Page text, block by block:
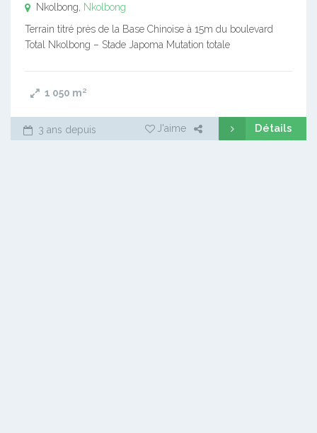
Nkolbong,
Nkolbong
Terrain titré près de la Base Chinoise à 15m du boulevard
Total Nkolbong – Stade Japoma Mutation totale
1 050 m²
3 ans depuis J'aime Détails